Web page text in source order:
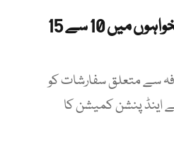
سرکاری ملازمین کی تنخواہوں میں 10 سے 15
سے متعلق سفارشات کو
پنشن کمیشن کا